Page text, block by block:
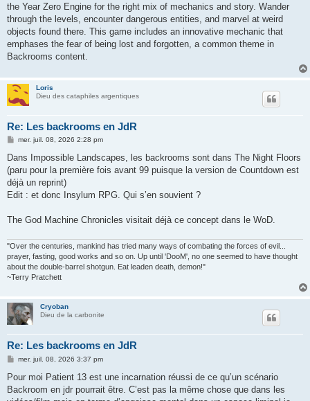
the Year Zero Engine for the right mix of mechanics and story. Wander
through the levels, encounter dangerous entities, and marvel at weird
objects found there. This game includes an innovative mechanic that
emphases the fear of being lost and forgotten, a common theme in
Backrooms content.
Loris
Dieu des cataphiles argentiques
Re: Les backrooms en JdR
M
s
a
g
e
mer. juil. 08, 2026 2:28 pm
Dans Impossible Landscapes, les backrooms sont dans The Night Floors
(paru pour la première fois avant 99 puisque la version de Countdown est
déjà un reprint)
Edit : et donc Insylum RPG. Qui s’en souvient ?
The God Machine Chronicles visitait déjà ce concept dans le WoD.
"Over the centuries, mankind has tried many ways of combating the forces of evil...
prayer, fasting, good works and so on. Up until 'DooM', no one seemed to have thought
about the double-barrel shotgun. Eat leaden death, demon!"
~Terry Pratchett
Cryoban
Dieu de la carbonite
Re: Les backrooms en JdR
M
s
a
mer. juil. 08, 2026 3:37 pm
Pour moi Patient 13 est une incarnation réussi de ce qu’un scénario
Backroom en jdr pourrait être. C’est pas la même chose que dans les